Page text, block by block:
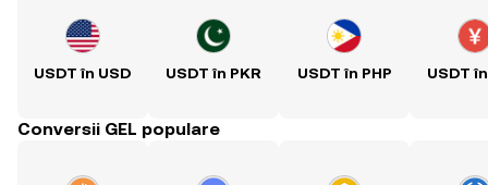
USDT în USD USDT în PKR USDT în PHP USDT
Conversii GEL populare